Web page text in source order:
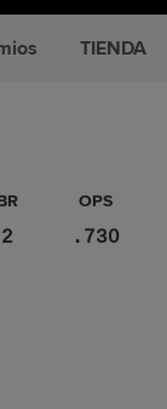
TIENDA
OPS
2 .730